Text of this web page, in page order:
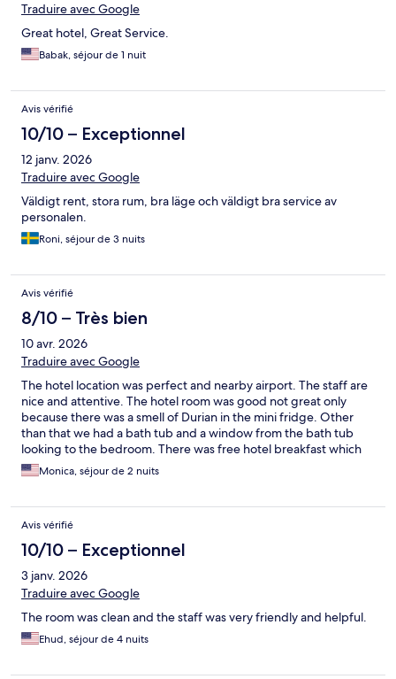
Traduire avec Google
Great hotel, Great Service.
Babak, séjour de 1 nuit
Avis vérifié
10/10 – Exceptionnel
12 janv. 2026
Traduire avec Google
Väldigt rent, stora rum, bra läge och väldigt bra service av
personalen.
Roni, séjour de 3 nuits
Avis vérifié
8/10 – Très bien
10 avr. 2026
Traduire avec Google
The hotel location was perfect and nearby airport. The staff are
nice and attentive. The hotel room was good not great only
because there was a smell of Durian in the mini fridge. Other
than that we had a bath tub and a window from the bath tub
looking to the bedroom. There was free hotel breakfast which
was a plus.
Monica, séjour de 2 nuits
Avis vérifié
10/10 – Exceptionnel
3 janv. 2026
Traduire avec Google
The room was clean and the staff was very friendly and helpful.
Ehud, séjour de 4 nuits